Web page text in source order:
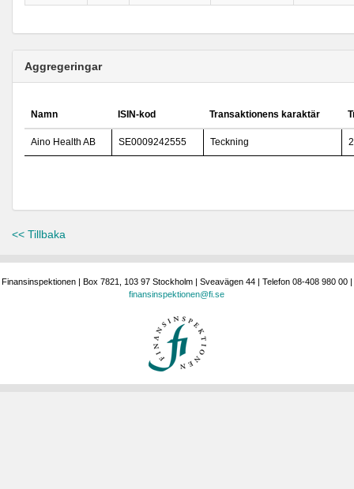
Aggregeringar
Namn ISIN-kod Transaktionens karaktär
Aino Health AB SE0009242555 Teckning
<< Tillbaka
Finansinspektionen | Box 7821, 103 97 Stockholm | Sveavägen 44 | Telefon 08-408 980 00 |
finansinspektionen@fi.se